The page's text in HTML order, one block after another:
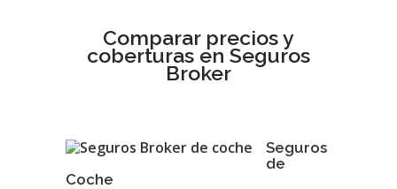
Comparar precios y
coberturas en Seguros
Broker
Seguros
de
Coche